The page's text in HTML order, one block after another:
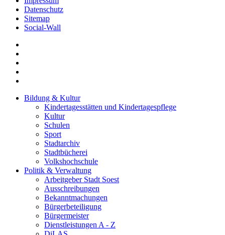
Datenschutz
Sitemap
Social-Wall
Bildung & Kultur
Kindertagesstätten und Kindertagespflege
Kultur
Schulen
Sport
Stadtarchiv
Stadtbücherei
Volkshochschule
Politik & Verwaltung
Arbeitgeber Stadt Soest
Ausschreibungen
Bekanntmachungen
Bürgerbeteiligung
Bürgermeister
Dienstleistungen A - Z